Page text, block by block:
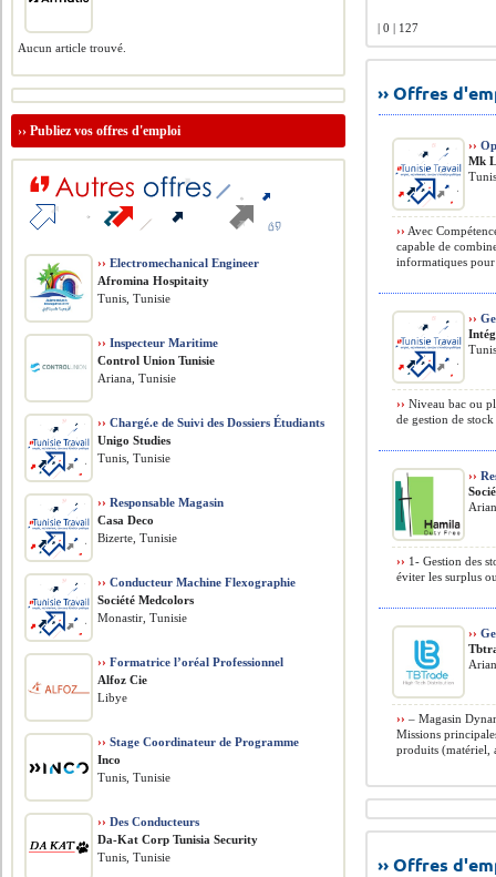
| 0 | 127
›› Offres
››
Mk
›› Avec
capable de
informatiques
››
›› Niveau bac ou
de gestion de
››
›› 1- Gestion des
éviter les surplus
››
›› – Magasin
Missions
produits (matériel,
›› Offres
Aucun article trouvé.
››Publiez vos offres d'emploi
›› Electromechanical Engineer
Afromina Hospitaity
Tunis, Tunisie
›› Inspecteur Maritime
Control Union Tunisie
Ariana, Tunisie
›› Chargé.e de Suivi des Dossiers Étudiants
Unigo Studies
Tunis, Tunisie
›› Responsable Magasin
Casa Deco
Bizerte, Tunisie
›› Conducteur Machine Flexographie
Société Medcolors
Monastir, Tunisie
›› Formatrice l’oréal Professionnel
Alfoz Cie
Libye
›› Stage Coordinateur de Programme
Inco
Tunis, Tunisie
›› Des Conducteurs
Da-Kat Corp Tunisia Security
Tunis, Tunisie